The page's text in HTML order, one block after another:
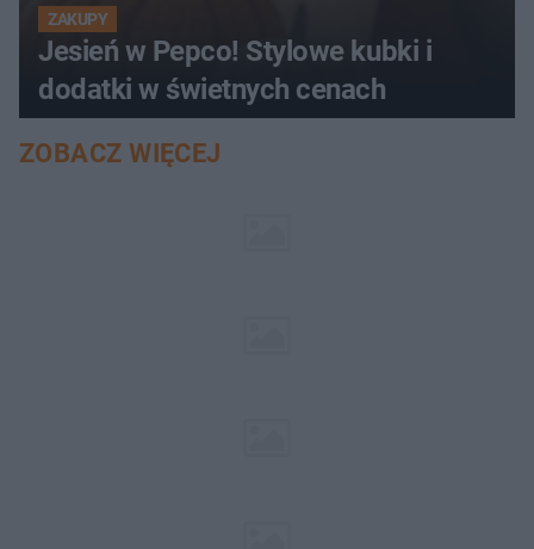
ZAKUPY
Jesień w Pepco! Stylowe kubki i
dodatki w świetnych cenach
ZOBACZ WIĘCEJ